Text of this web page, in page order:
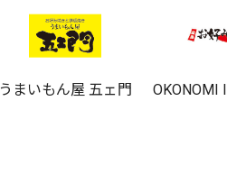
うまいもん屋 五ェ門 OKONOMI